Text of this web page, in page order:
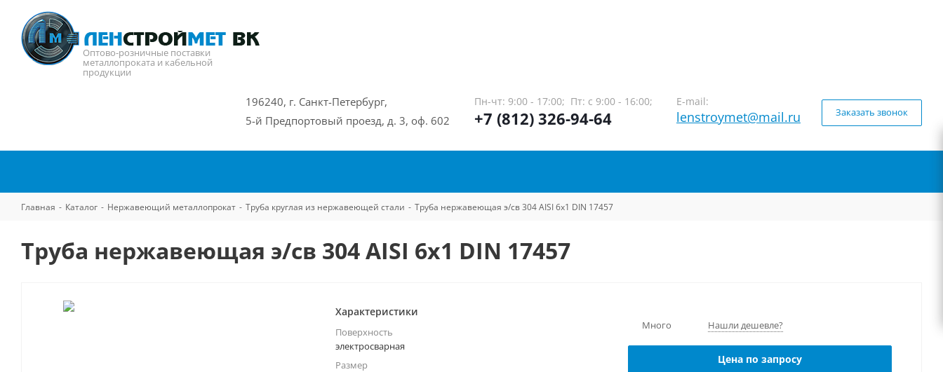
Оптово-розничные поставки
металлопроката и кабельной
продукции
196240, г. Санкт-Петербург,
5-й Предпортовый проезд, д. 3, оф. 602
Пн-чт: 9:00 - 17:00; Пт: с 9:00 - 16:00;
+7 (812) 326-94-64
E-mail:
lenstroymet@mail.ru Заказать звонок
Главная - Каталог - Нержавеющий металлопрокат - Труба круглая из нержавеющей стали - Труба нержавеющая э/св 304 AISI 6х1 DIN 17457
Труба нержавеющая э/св 304 AISI 6х1 DIN 17457
Характеристики
Поверхность
электросварная
Размер
Много Нашли дешевле?
Цена по запросу